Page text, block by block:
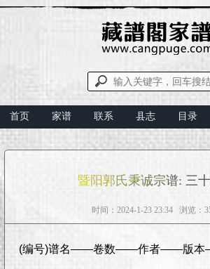
首页 家谱 联系 县志 目录
暨阳郭氏秉诚宗谱: 三
时间：2024-1-23 23:34 浏览：
(编号)谱名——卷数——作者——版